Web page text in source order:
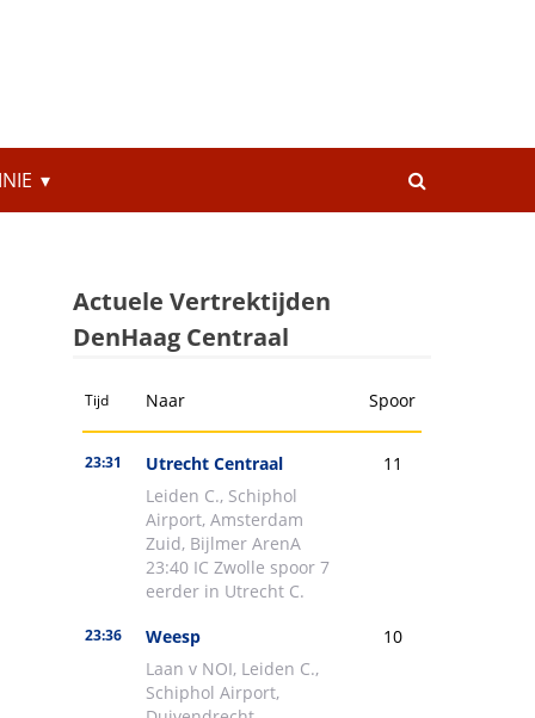
Actuele Vertrektijden
DenHaag Centraal